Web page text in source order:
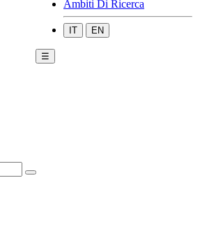
Ambiti Di Ricerca
IT EN
☰